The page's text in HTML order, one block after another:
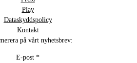
Play
Dataskyddspolicy
Kontakt
på vårt nyhetsbrev:
E-post *